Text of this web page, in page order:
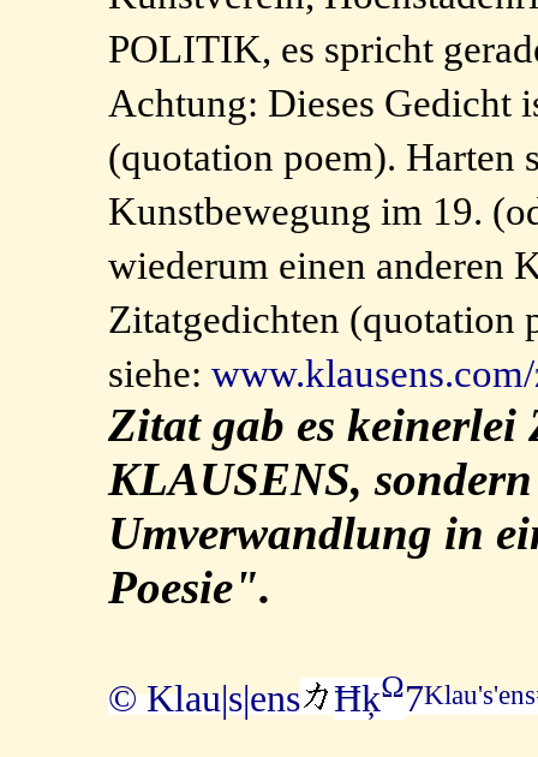
POLITIK, es spricht
Achtung: Dieses Gedicht
(quotation poem). Harten
Kunstbewegung im 19.
wiederum einen anderen
Zitatgedichten (quotation
siehe:
Zitat gab es
KLAUSENS,
Umverwandlung in
Poesie".
© Klau|s|ens ĦķΩ7